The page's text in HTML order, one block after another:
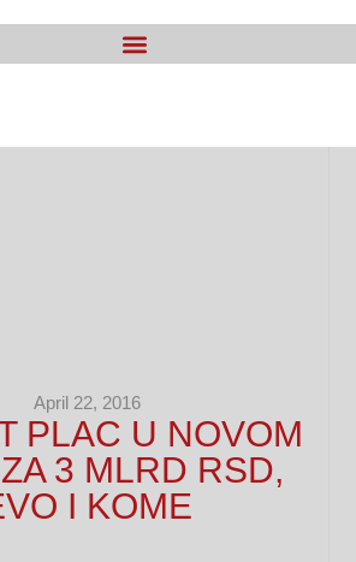
April 22, 2016
PLAC U NOVOM
3 MLRD RSD,
I KOME